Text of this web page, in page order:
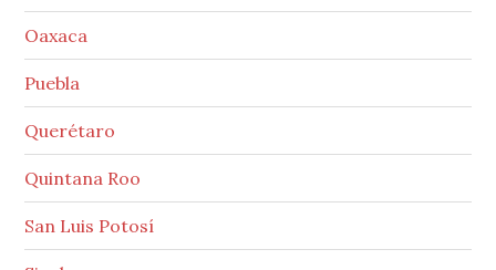
Oaxaca
Puebla
Querétaro
Quintana Roo
San Luis Potosí